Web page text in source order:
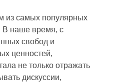
из самых популярных
В наше время, с
свобод и
ценностей,
не только отражать
дискуссии,